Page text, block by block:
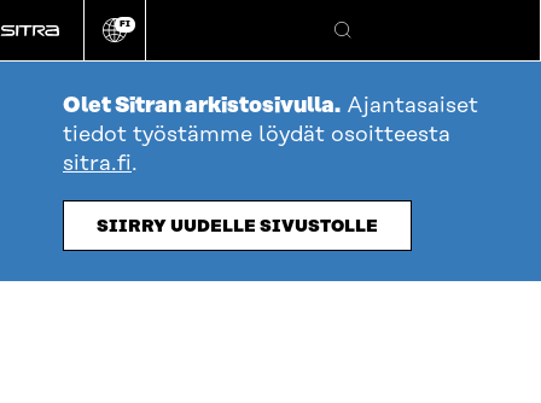
suoraan
sisältöön
Vaihda
kieli
FI
Hae
Olet Sitran arkistosivulla. Ajantasaiset
tiedot työstämme löydät osoitteesta
sitra.fi.
SIIRRY UUDELLE SIVUSTOLLE